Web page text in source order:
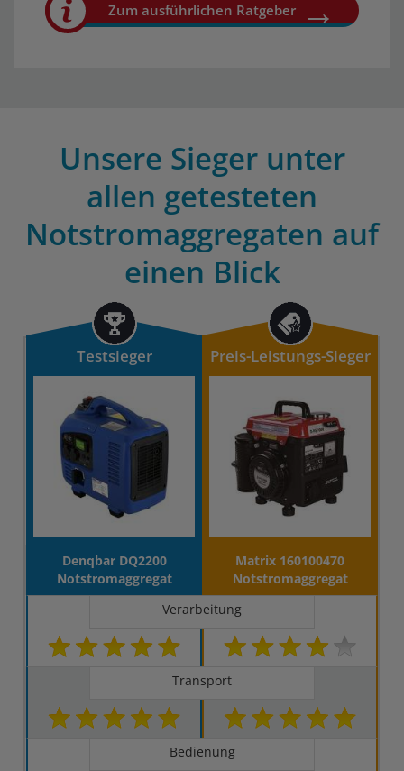
Zum ausführlichen Ratgeber
Unsere Sieger unter
allen getesteten
Notstromaggregaten auf
einen Blick
Testsieger Preis-Leistungs-Sieger
Denqbar DQ2200
Notstromaggregat
Matrix 160100470
Notstromaggregat
Verarbeitung
Transport
Bedienung